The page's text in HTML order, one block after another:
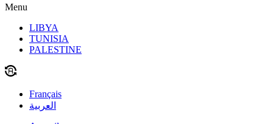
Menu
LIBYA
TUNISIA
PALESTINE
Français
العربية